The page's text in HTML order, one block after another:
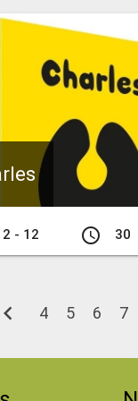
2 - 12 access_time 30
chevron_left 4 5 6 7